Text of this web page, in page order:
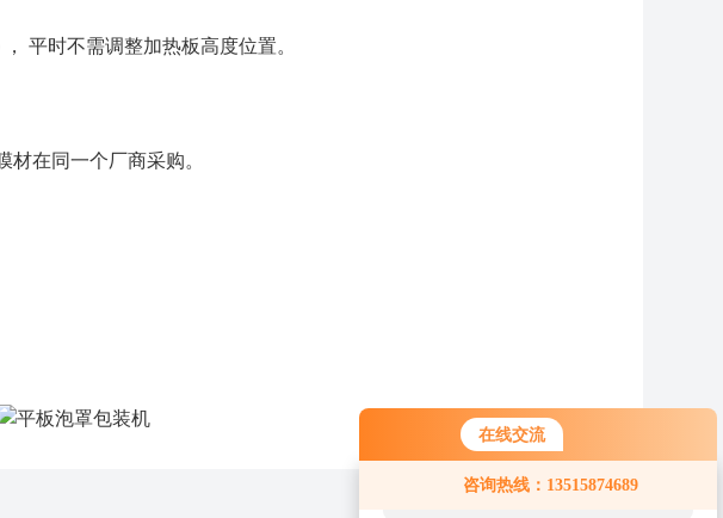
在线交流
咨询热线：13515874689
服务，请问您要咨询什么问题呢？
平时不需调整加热板高度位置。
在同一个厂商采购。